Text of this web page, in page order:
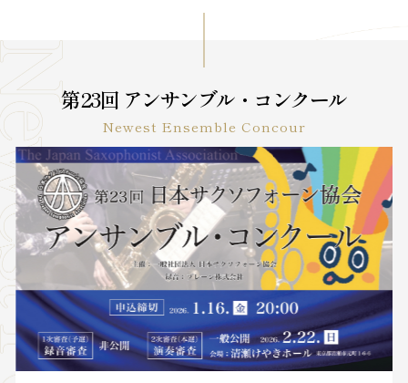
第23回 アンサンブル・コンクール
Newest Ensemble Concour